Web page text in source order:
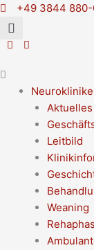
Zum
Inhalt
springen
+49 3844
Main
Menu
Aktuelles
Leitbild
Weaning
Flyout
Menu
Main
Menu